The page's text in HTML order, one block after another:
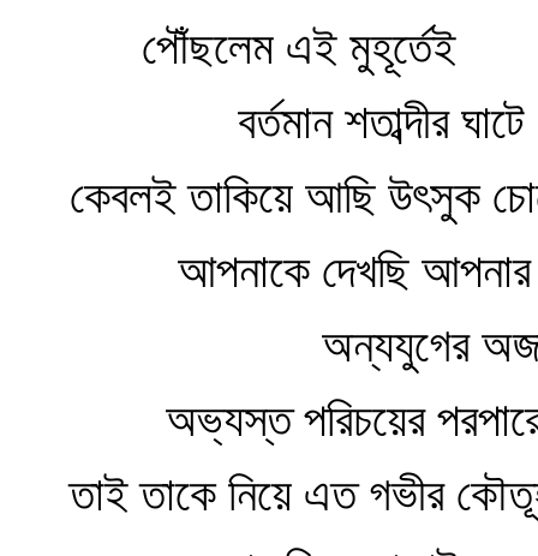
পৌঁছলেম এই মুহূর্তেই
বর্তমান শতাব্দীর
কেবলই তাকিয়ে আছি উৎসুক
আপনাকে দেখছি আপনার
অন্যযুগের অজানা
অভ্যস্ত পরিচয়ের
তাই তাকে নিয়ে এত গভীর